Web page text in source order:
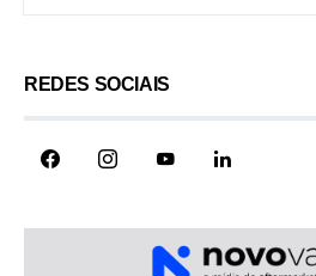
REDES SOCIAIS